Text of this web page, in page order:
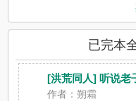
已完本
[洪荒同人] 听说老
作者：朔霜